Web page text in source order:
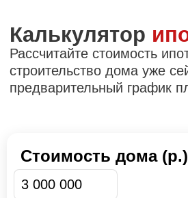
Стоимость дома (р.)